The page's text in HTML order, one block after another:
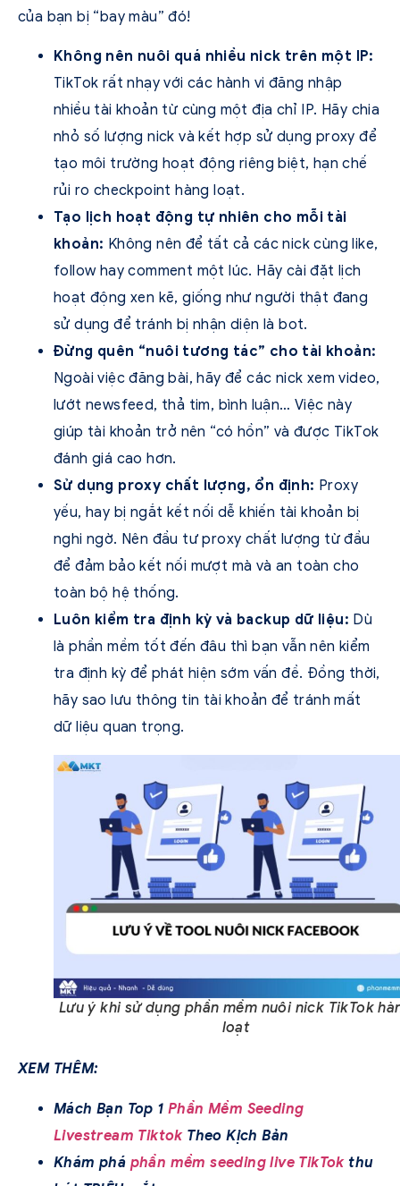
của bạn bị “bay màu” đó!
Không nên nuôi quá nhiều nick trên một IP:
TikTok rất nhạy với các hành vi đăng nhập
nhiều tài khoản từ cùng một địa chỉ IP. Hãy chia
nhỏ số lượng nick và kết hợp sử dụng proxy để
tạo môi trường hoạt động riêng biệt, hạn chế
rủi ro checkpoint hàng loạt.
Tạo lịch hoạt động tự nhiên cho mỗi tài
khoản: Không nên để tất cả các nick cùng like,
follow hay comment một lúc. Hãy cài đặt lịch
hoạt động xen kẽ, giống như người thật đang
sử dụng để tránh bị nhận diện là bot.
Đừng quên “nuôi tương tác” cho tài khoản:
Ngoài việc đăng bài, hãy để các nick xem video,
lướt newsfeed, thả tim, bình luận… Việc này
giúp tài khoản trở nên “có hồn” và được TikTok
đánh giá cao hơn.
Sử dụng proxy chất lượng, ổn định: Proxy
yếu, hay bị ngắt kết nối dễ khiến tài khoản bị
nghi ngờ. Nên đầu tư proxy chất lượng từ đầu
để đảm bảo kết nối mượt mà và an toàn cho
toàn bộ hệ thống.
Luôn kiểm tra định kỳ và backup dữ liệu: Dù
là phần mềm tốt đến đâu thì bạn vẫn nên kiểm
tra định kỳ để phát hiện sớm vấn đề. Đồng thời,
hãy sao lưu thông tin tài khoản để tránh mất
dữ liệu quan trọng.
Lưu ý khi sử dụng phần mềm nuôi nick TikTok
loạt
XEM THÊM:
Mách Bạn Top 1Phần Mềm Seeding
Livestream TiktokTheo Kịch Bản
Khám phá phần mềm seeding live TikTokthu